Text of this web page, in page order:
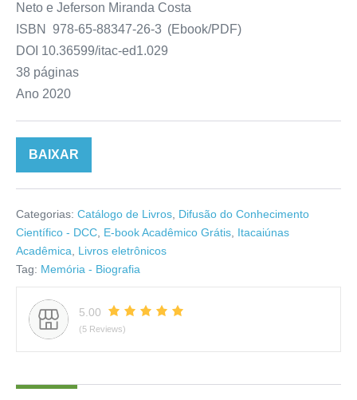
Neto e Jeferson Miranda Costa
ISBN 978-65-88347-26-3 (Ebook/PDF)
DOI 10.36599/itac-ed1.029
38 páginas
Ano 2020
BAIXAR
Categorias: Catálogo de Livros, Difusão do Conhecimento
Científico - DCC, E-book Acadêmico Grátis, Itacaiúnas
Acadêmica, Livros eletrônicos
Tag: Memória - Biografia
5.00
(5 Reviews)